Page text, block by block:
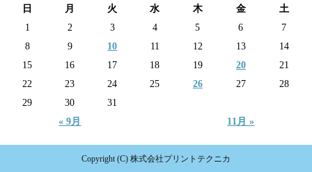
日 月 火 水 木 金 土
« 9月 11月 »
1 2 3 4 5 6
7
8
9 10 11 12 13
14
15
16 17 18 19 20
21
22
23 24 25 26 27
28
29
30 31
Copyright (C) 株式会社プリントテクニカ